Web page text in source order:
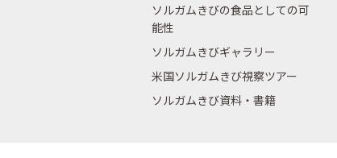
ソルガムきびの食品としての可
能性
ソルガムきびギャラリー
米国ソルガムきび視察ツアー
ソルガムきび資料・書籍